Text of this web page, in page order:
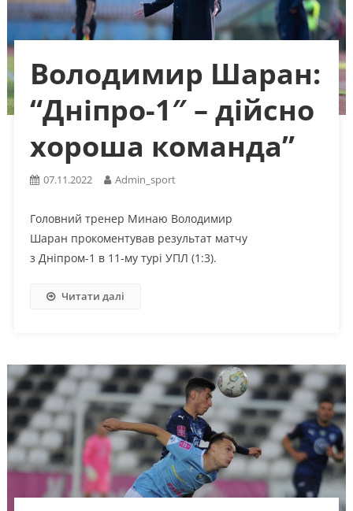
Володимир Шаран:
“Дніпро-1″ – дійсно
хороша команда”
07.11.2022 Admin_sport
Головний тренер Минаю Володимир
Шаран прокоментував результат матчу
з Дніпром-1 в 11-му турі УПЛ (1:3).
Читати далі